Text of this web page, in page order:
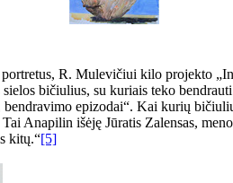
R. Mulevičiui kilo projekto
bičiulius, su kuriais teko
epizodai“. Kai kurių
Anapilin išėję Jūratis Zalensas,
kitų.“[5]